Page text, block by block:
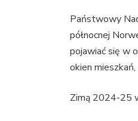
Państwowy
północnej
pojawiać się w
okien
Zimą 2024-25